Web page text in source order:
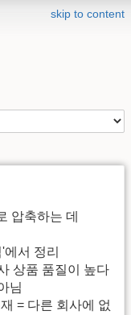
skip to content
압축하는 데
서 정리
상품 품질이 높다
님
= 다른 회사에 없